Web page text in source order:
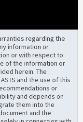
regarding the
information or
or with respect to
of the information or
herein. The
IS and the use of this
or
and depends on
them into the
and the